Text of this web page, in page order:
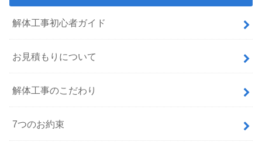
解体工事初心者ガイド
お見積もりについて
解体工事のこだわり
7つのお約束